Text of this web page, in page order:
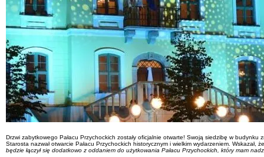
Drzwi zabytkowego Pałacu Przychockich zostały oficjalnie otwarte! Swoją siedzibę w budynku
Starosta nazwał otwarcie Pałacu Przychockich historycznym i wielkim wydarzeniem.
będzie łączył się dodatkowo z oddaniem do użytkowania Pałacu Przychockich, który mam